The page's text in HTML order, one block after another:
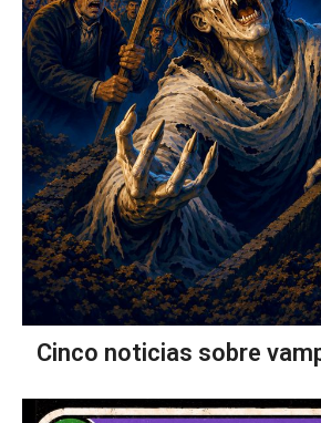
Cinco noticias sobre